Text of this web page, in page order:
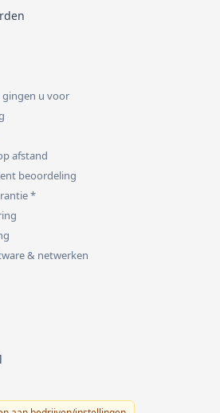
gingen u voor
afstand
beoordeling
*
& netwerken